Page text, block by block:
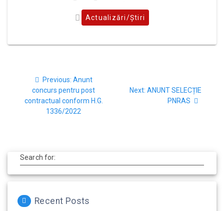
Actualizări/Știri
Previous: Anunt
concurs pentru post
contractual conform H.G.
1336/2022
Next: ANUNT SELECȚIE
PNRAS
Search for:
Recent Posts